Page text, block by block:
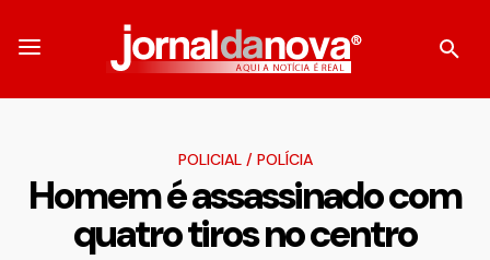
POLICIAL/ POLÍCIA
Homem é assassinado com
quatro tiros no centro